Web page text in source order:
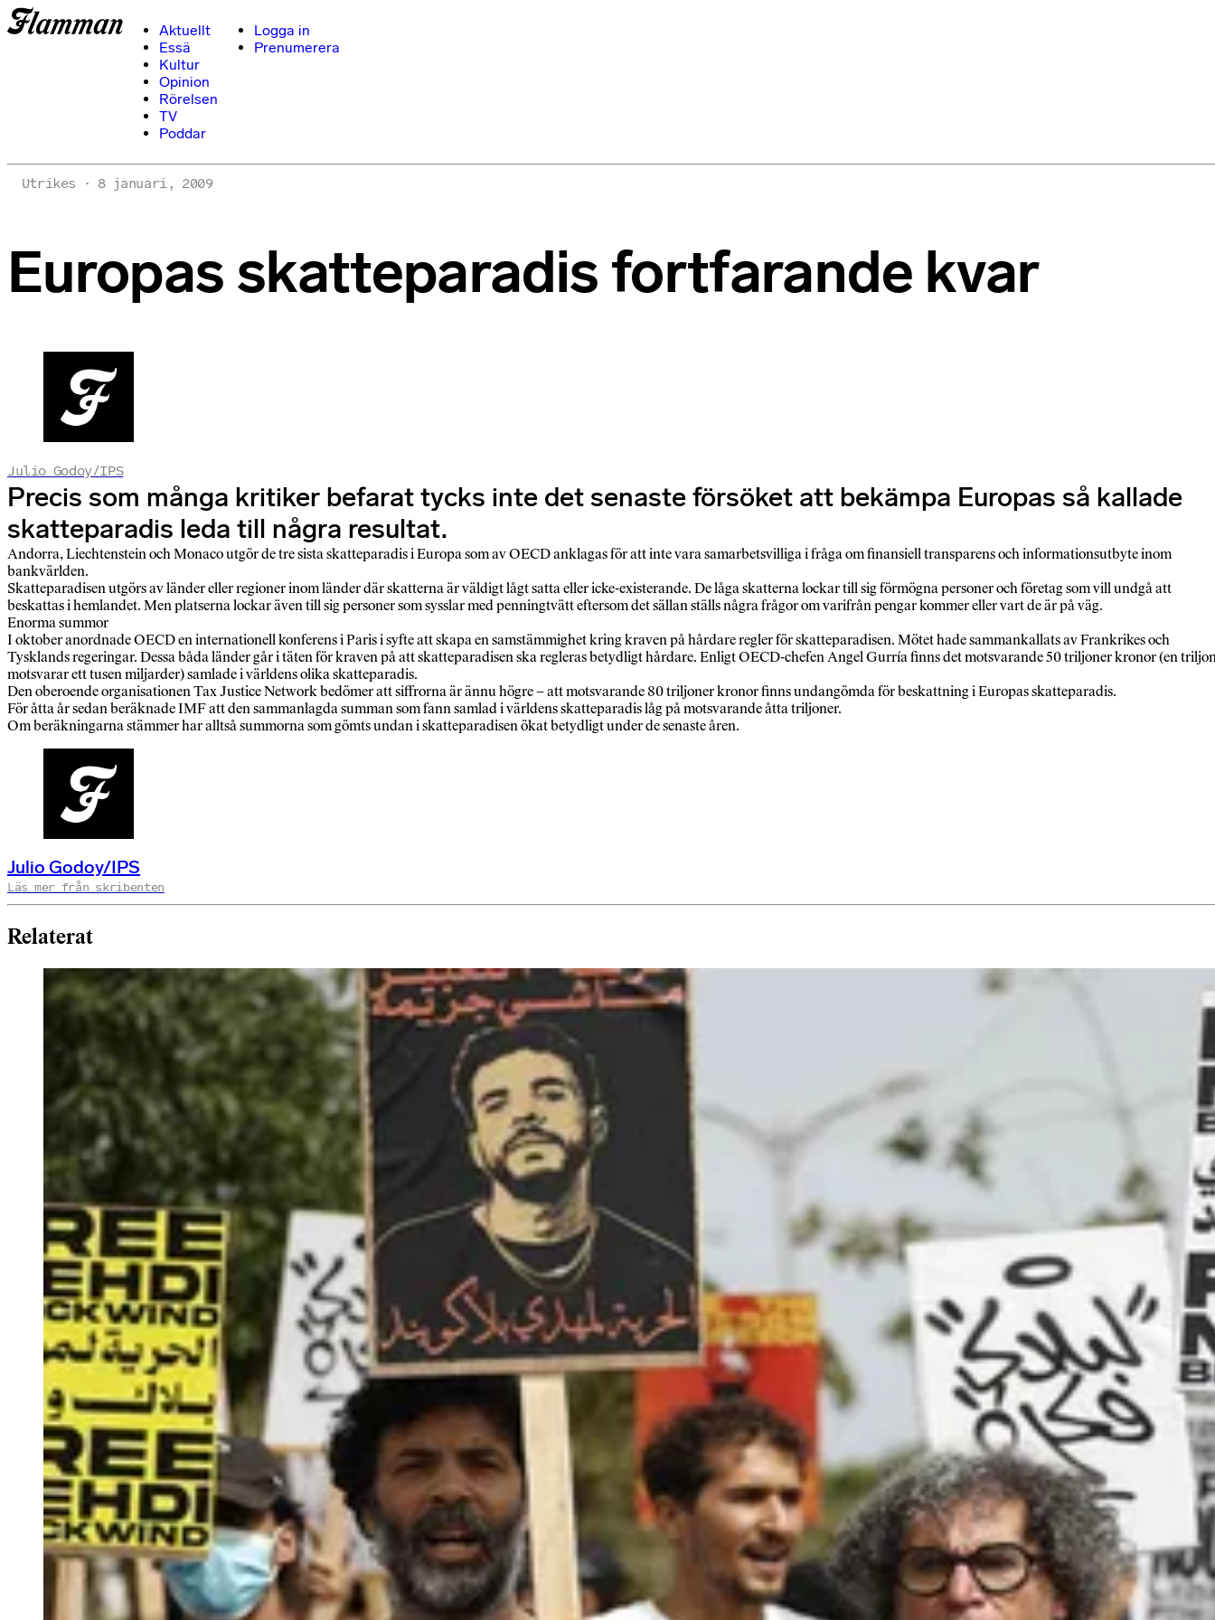
Aktuellt
Essä
Kultur
Opinion
Rörelsen
TV
Poddar
Logga in
Prenumerera
Utrikes 8 januari, 2009
Europas skatteparadis fortfarande kvar
Julio Godoy/IPS
Precis som många kritiker befarat tycks inte det senaste försöket att bekämpa Europas så kallade
skatteparadis leda till några resultat.
Andorra, Liechtenstein och Monaco utgör de tre sista skatteparadis i Europa som av OECD anklagas för att inte vara samarbetsvilliga i fråga om finansiell transparens och informationsutbyte inom
bankvärlden.
Skatteparadisen utgörs av länder eller regioner inom länder där skatterna är väldigt lågt satta eller icke-existerande. De låga skatterna lockar till sig förmögna personer och företag som vill undgå att
beskattas i hemlandet. Men platserna lockar även till sig personer som sysslar med penningtvätt eftersom det sällan ställs några frågor om varifrån pengar kommer eller vart de är på väg.
Enorma summor
I oktober anordnade OECD en internationell konferens i Paris i syfte att skapa en samstämmighet kring kraven på hårdare regler för skatteparadisen. Mötet hade sammankallats av Frankrikes och
Tysklands regeringar. Dessa båda länder går i täten för kraven på att skatteparadisen ska regleras betydligt hårdare. Enligt OECD-chefen Angel Gurría finns det motsvarande 50 triljoner kronor (en
motsvarar ett tusen miljarder) samlade i världens olika skatteparadis.
Den oberoende organisationen Tax Justice Network bedömer att siffrorna är ännu högre – att motsvarande 80 triljoner kronor finns undangömda för beskattning i Europas skatteparadis.
För åtta år sedan beräknade IMF att den sammanlagda summan som fann samlad i världens skatteparadis låg på motsvarande åtta triljoner.
Om beräkningarna stämmer har alltså summorna som gömts undan i skatteparadisen ökat betydligt under de senaste åren.
Julio Godoy/IPS
Läs mer från skribenten
Relaterat